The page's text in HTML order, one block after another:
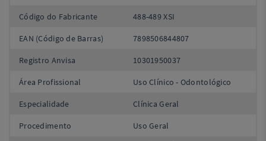
Código do Fabricante 488-489 XSI
EAN (Código de Barras) 7898506844807
Registro Anvisa 10301950037
Área Profissional Uso Clínico - Odontológico
Especialidade Clínica Geral
Procedimento Uso Geral